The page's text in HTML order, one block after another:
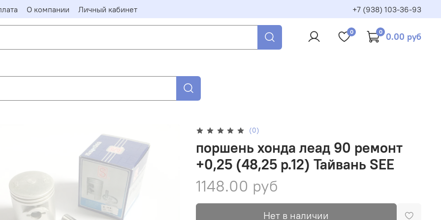
О компании Личный кабинет +7 (938) 103-36-93
0 0 0.00 руб
(0)
поршень хонда леад 90 ремонт
+0,25 (48,25 р.12) Тайвань SEE
1148.00 руб
Нет в наличии